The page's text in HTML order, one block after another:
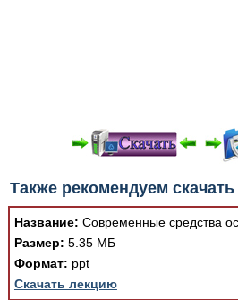
При просмотре в режиме
различные ошибки отображения
отсутствия поддержки Вашим
изменения размеров
скачивании документа данная
программным обеспечением
Также рекомендуем
Название: Современные средства
Размер: 5.35 МБ
Формат: ppt
Скачать лекцию